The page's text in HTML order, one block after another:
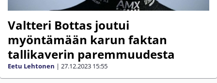
Valtteri Bottas joutui
myöntämään karun faktan
tallikaverin paremmuudesta
Eetu Lehtonen | 27.12.2023 15:55